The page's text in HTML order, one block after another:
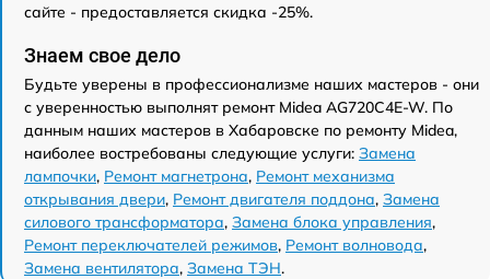
сайте - предоставляется скидка -25%.
Знаем свое дело
Будьте уверены в профессионализме наших мастеров - они
с уверенностью выполнят ремонт Midea AG720C4E-W. По
данным наших мастеров в Хабаровске по ремонту Midea,
наиболее востребованы следующие услуги: Замена
лампочки, Ремонт магнетрона, Ремонт механизма
открывания двери, Ремонт двигателя поддона, Замена
силового трансформатора, Замена блока управления,
Ремонт переключателей режимов, Ремонт волновода,
Замена вентилятора, Замена ТЭН.